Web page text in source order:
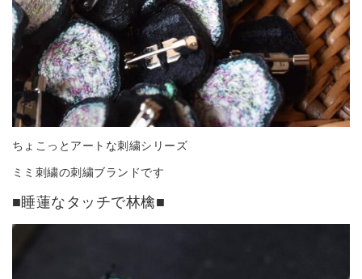
ちょこっとアートな刺繍シリーズ
ミミ刺繍の刺繍ブランドです
■睡蓮なタッチで林檎■